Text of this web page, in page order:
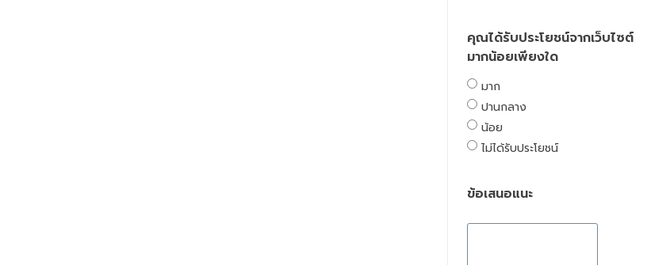
คุณได้รับประโยชน์จากเว็บไซต์
มากน้อยเพียงใด
มาก
ปานกลาง
น้อย
ไม่ได้รับประโยชน์
ข้อเสนอแนะ